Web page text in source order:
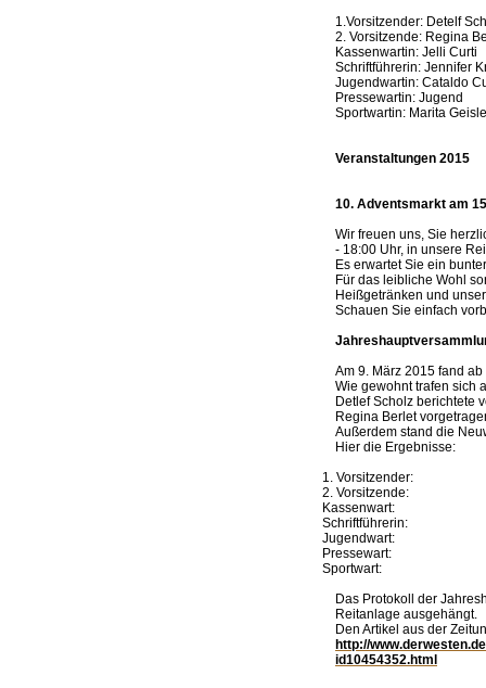
1.Vorsitzender: Detelf
2. Vorsitzende: Regina
Kassenwartin: Jelli Curti
Schriftführerin: Jennifer
Jugendwartin: Cataldo
Pressewartin: Jugend
Sportwartin: Marita
Veranstaltungen 2015
10. Adventsmarkt am
Wir freuen uns, Sie
- 18:00 Uhr, in unsere
Es erwartet Sie ein
Für das leibliche Wohl
Heißgetränken und
Schauen Sie einfach
Am 9. März 2015 fand
Wie gewohnt trafen sich
Detlef Scholz berichtete
Regina Berlet
Außerdem stand die
Hier die Ergebnisse:
1. Vorsitzender:
2. Vorsitzende:
Kassenwart:
Schriftführerin:
Jugendwart:
Pressewart:
Sportwart:
Das Protokoll der
Reitanlage ausgehängt.
Den Artikel aus der
http://
id10454352.html